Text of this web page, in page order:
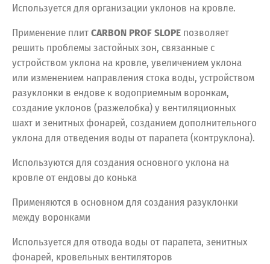
Используется для организации уклонов на кровле.
Применение плитCARBON PROF SLOPE позволяет
решить проблемы застойных зон, связанные с
устройством уклона на кровле, увеличением уклона
или изменением направления стока воды, устройством
разуклонки в ендове к водоприемным воронкам,
создание уклонов (разжелобка) у вентиляционных
шахт и зенитных фонарей, созданием дополнительного
уклона для отведения воды от парапета (контруклона).
Используются для создания основного уклона на
кровле от ендовы до конька
Применяются в основном для создания разуклонки
между воронками
Используется для отвода воды от парапета, зенитных
фонарей, кровельных вентиляторов